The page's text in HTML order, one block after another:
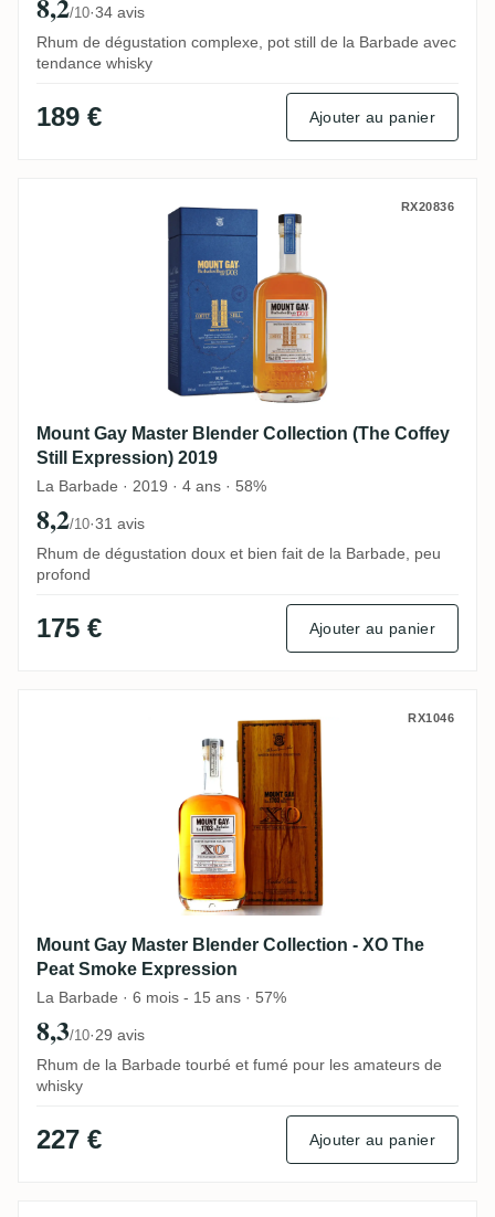
/10·34 avis
Rhum de dégustation complexe, pot still de la Barbade avec
tendance whisky
189 € Ajouter au panier
Mount Gay Master Blender Collection
RX20836
Mount Gay Master Blender Collection (The Coffey
Still Expression) 2019
La Barbade · 2019 · 4 ans · 58%
8,2/10·31 avis
Rhum de dégustation doux et bien fait de la Barbade, peu
profond
175 € Ajouter au panier
Mount Gay Master Blender Collection -
RX1046
Mount Gay Master Blender Collection - XO The
Peat Smoke Expression
La Barbade · 6 mois - 15 ans · 57%
8,3/10·29 avis
Rhum de la Barbade tourbé et fumé pour les amateurs de
whisky
227 € Ajouter au panier